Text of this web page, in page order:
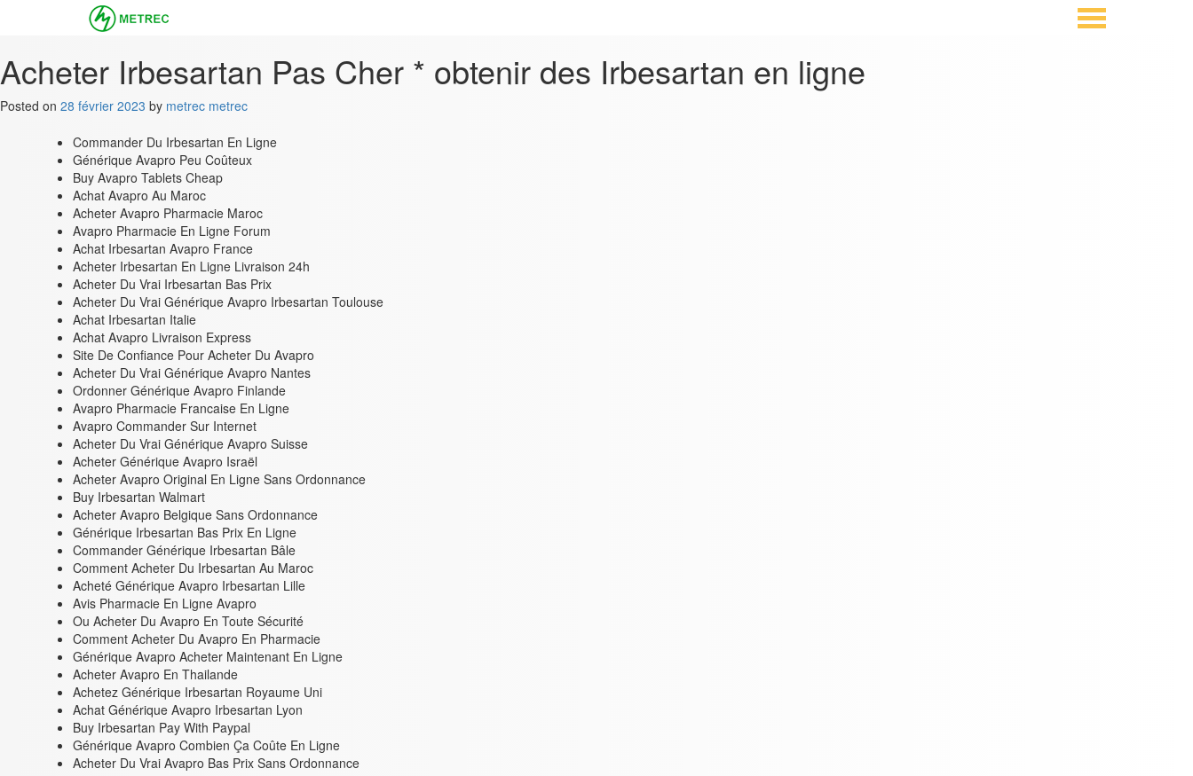
Acheter Irbesartan Pas Cher * obtenir des Irbesartan en ligne
Posted on 28 février 2023 by metrec metrec
Commander Du Irbesartan En Ligne
Générique Avapro Peu Coûteux
Buy Avapro Tablets Cheap
Achat Avapro Au Maroc
Acheter Avapro Pharmacie Maroc
Avapro Pharmacie En Ligne Forum
Achat Irbesartan Avapro France
Acheter Irbesartan En Ligne Livraison 24h
Acheter Du Vrai Irbesartan Bas Prix
Acheter Du Vrai Générique Avapro Irbesartan Toulouse
Achat Irbesartan Italie
Achat Avapro Livraison Express
Site De Confiance Pour Acheter Du Avapro
Acheter Du Vrai Générique Avapro Nantes
Ordonner Générique Avapro Finlande
Avapro Pharmacie Francaise En Ligne
Avapro Commander Sur Internet
Acheter Du Vrai Générique Avapro Suisse
Acheter Générique Avapro Israël
Acheter Avapro Original En Ligne Sans Ordonnance
Buy Irbesartan Walmart
Acheter Avapro Belgique Sans Ordonnance
Générique Irbesartan Bas Prix En Ligne
Commander Générique Irbesartan Bâle
Comment Acheter Du Irbesartan Au Maroc
Acheté Générique Avapro Irbesartan Lille
Avis Pharmacie En Ligne Avapro
Ou Acheter Du Avapro En Toute Sécurité
Comment Acheter Du Avapro En Pharmacie
Générique Avapro Acheter Maintenant En Ligne
Acheter Avapro En Thailande
Achetez Générique Irbesartan Royaume Uni
Achat Générique Avapro Irbesartan Lyon
Buy Irbesartan Pay With Paypal
Générique Avapro Combien Ça Coûte En Ligne
Acheter Du Vrai Avapro Bas Prix Sans Ordonnance